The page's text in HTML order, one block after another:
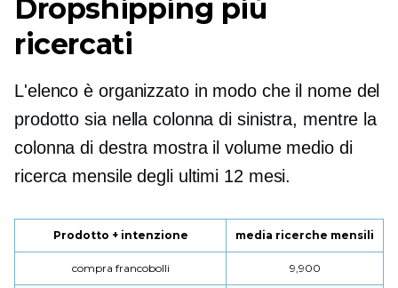
Dropshipping più
ricercati
L'elenco è organizzato in modo che il nome del
prodotto sia nella colonna di sinistra, mentre la
colonna di destra mostra il volume medio di
ricerca mensile degli ultimi 12 mesi.
Prodotto + intenzione media ricerche mensili
compra francobolli 9,900